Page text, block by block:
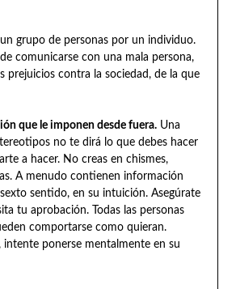
grupo de personas por un individuo.
comunicarse con una mala persona,
prejuicios contra la sociedad, de la que
que le imponen desde fuera.Una
no te dirá lo que debes hacer
a hacer. No creas en chismes,
A menudo contienen información
sentido, en su intuición. Asegúrate
tu aprobación. Todas las personas
comportarse como quieran.
intente ponerse mentalmente en su